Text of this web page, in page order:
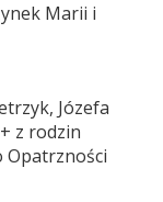
Marii i
Józefa
z rodzin
Opatrzności